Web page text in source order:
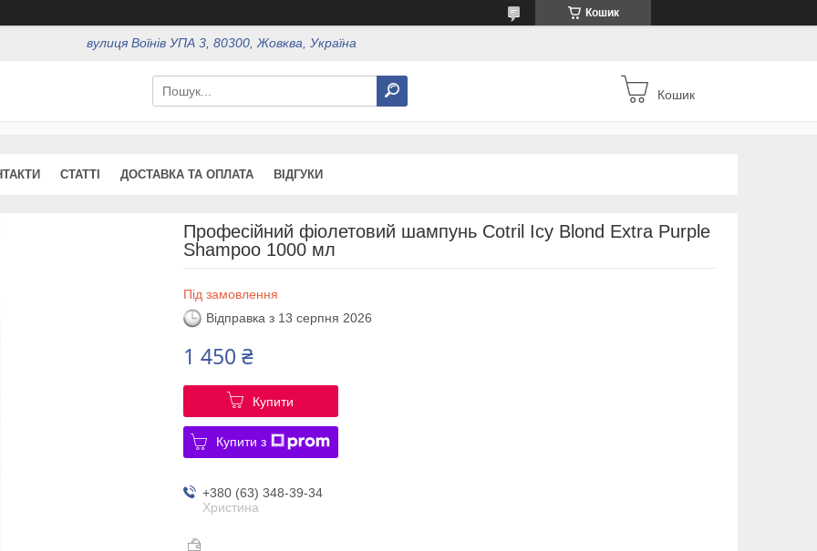
Кошик
вулиця Воїнів УПА 3, 80300, Жовква, Україна
Кошик
СТАТТІ ДОСТАВКА ТА ОПЛАТА ВІДГУКИ
Професійний фіолетовий шампунь Cotril Icy Blond Extra Purple
Shampoo 1000 мл
Під замовлення
Відправка з 13 серпня 2026
1 450 ₴
Купити
Купити з
+380 (63) 348-39-34
Христина